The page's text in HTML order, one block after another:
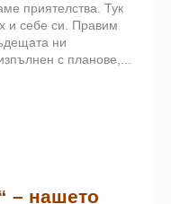
приятелства. Тук
и себе си. Правим
ни
с планове,...
– нашето